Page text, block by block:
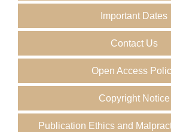
Important Dates
Contact Us
Open Access
Copyright Notice
Publication Ethics and